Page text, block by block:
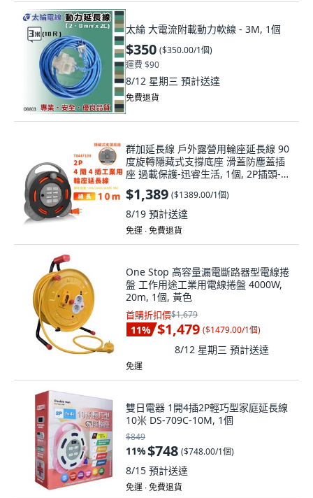
太綸 大電流附載動力軟線 - 3M, 1個
$350 ($350.00/1個)
運費 $90
8/12 星期三 預計送達
免費退貨
群加延長線 戶外露營用輪座延長線 90
度旋轉隱藏式支撐底座 滑蓋防塵蓋插
座 過載保護-迅睿生活, 1個, 2P插頭-4
開關四插座-超商上限兩組, 10m
$1,389 ($1389.00/1個)
8/19 預計送達
免運 ∙ 免費退貨
One Stop 高容量漏電斷路器型電線捲
盤 工作用途工業用電線捲盤 4000W,
20m, 1個, 黃色
首購折扣價$1,679
11% $1,479 ($1479.00/1個)
8/12 星期三 預計送達
免運
雙日電器 1開4插2P輕巧型家庭延長線
10米 DS-709C-10M, 1個
$849
11%$748 ($748.00/1個)
8/15 預計送達
免運 ∙ 免費退貨